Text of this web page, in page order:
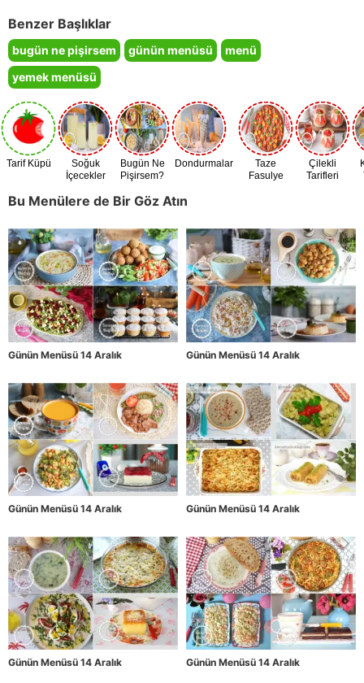
Benzer Başlıklar
bugün ne pişirsem günün menüsü
menü
yemek menüsü
Tarif Küpü
Soğuk
İçecekler
Bugün Ne
Pişirsem?
Dondurmalar
Taze
Fasulye
Çilekli
Tarifleri
Bu Menülere de Bir Göz Atın
Günün Menüsü 14 Aralık Günün Menüsü 14 Aralık
Günün Menüsü 14 Aralık Günün Menüsü 14 Aralık
Günün Menüsü 14 Aralık Günün Menüsü 14 Aralık